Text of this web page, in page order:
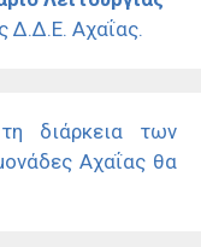
Δ.Δ.Ε. Αχαΐας.
διάρκεια των
Αχαΐας θα